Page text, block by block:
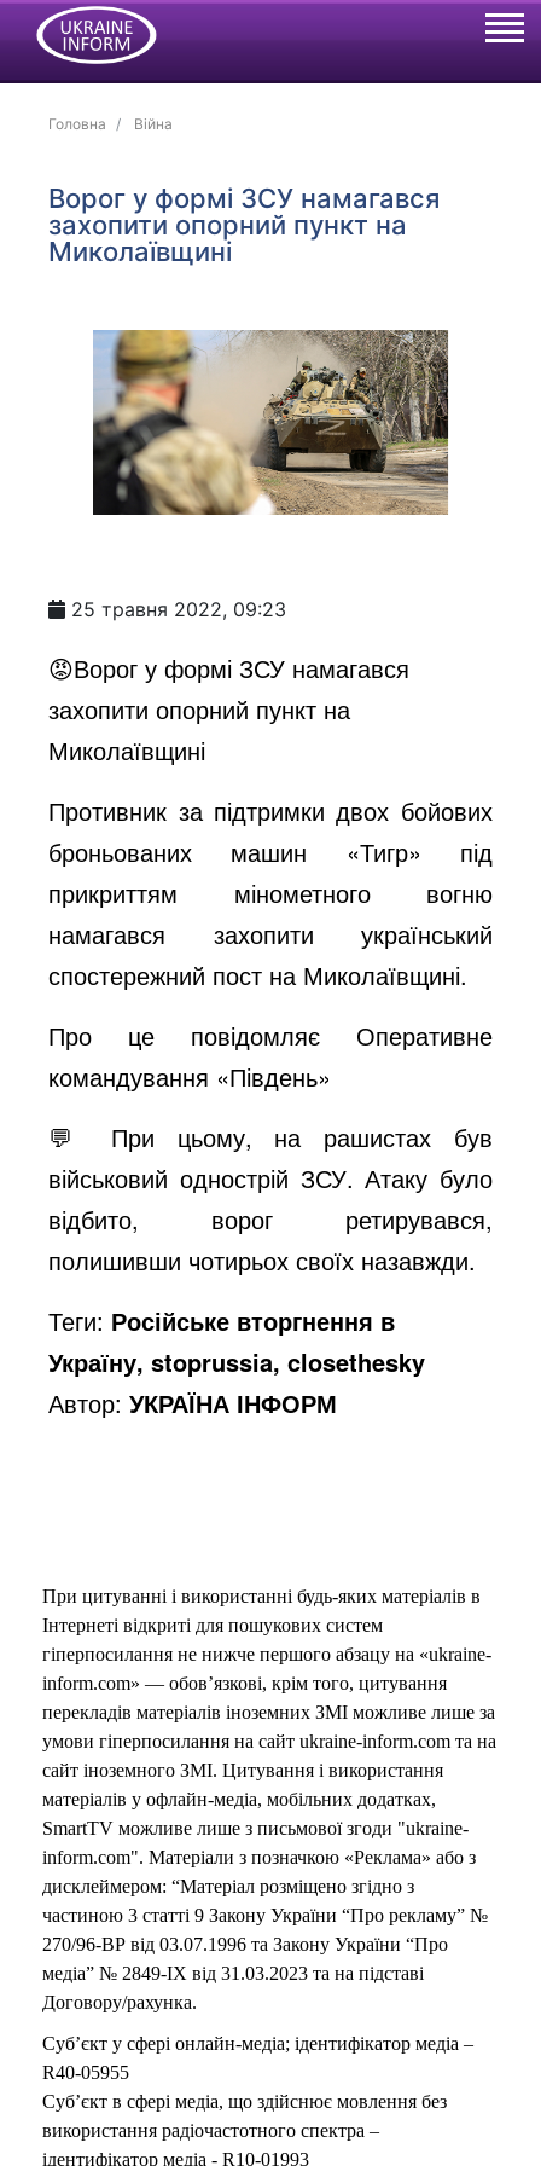
Головна Війна
Ворог у формі ЗСУ намагався
захопити опорний пункт на
Миколаївщині
25 травня 2022, 09:23
😡Ворог у формі ЗСУ намагався
захопити опорний пункт на
Миколаївщині
Противник за підтримки двох бойових
броньованих машин «Тигр» під
прикриттям мінометного вогню
намагався захопити український
спостережний пост на Миколаївщині.
Про це повідомляє Оперативне
командування «Південь»
💬 При цьому, на рашистах був
військовий однострій ЗСУ. Атаку було
відбито, ворог ретирувався,
полишивши чотирьох своїх назавжди.
Теги: Російське вторгнення в
Україну, stoprussia, closethesky
Автор:УКРАЇНА ІНФОРМ
При цитуванні і використанні будь-яких матеріалів в
Інтернеті відкриті для пошукових систем
гіперпосилання не нижче першого абзацу на «ukraine-
inform.com» — обов’язкові, крім того, цитування
перекладів матеріалів іноземних ЗМІ можливе лише за
умови гіперпосилання на сайт ukraine-inform.com та на
сайт іноземного ЗМІ. Цитування і використання
матеріалів у офлайн-медіа, мобільних додатках,
SmartTV можливе лише з письмової згоди "ukraine-
inform.com". Матеріали з позначкою «Реклама» або з
дисклеймером: “Матеріал розміщено згідно з
частиною 3 статті 9 Закону України “Про рекламу” №
270/96-ВР від 03.07.1996 та Закону України “Про
медіа” № 2849-IX від 31.03.2023 та на підставі
Договору/рахунка.
Суб’єкт у сфері онлайн-медіа; ідентифікатор медіа –
R40-05955
Суб’єкт в сфері медіа, що здійснює мовлення без
використання радіочастотного спектра –
ідентифікатор медіа - R10-01993